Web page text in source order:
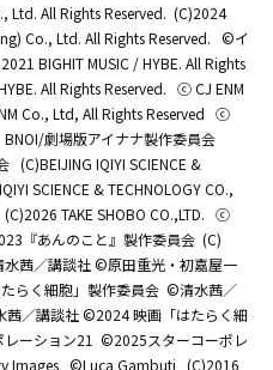
All Rights Reserved. (C)2024
Co., Ltd. All Rights Reserved. ©イ
BIGHIT MUSIC / HYBE. All Rights
All Rights Reserved. ⓒ CJ ENM
Co., Ltd, All Rights Reserved ⓒ
BNOI/劇場版アイナナ製作委員会
(C)BEIJING IQIYI SCIENCE &
SCIENCE & TECHNOLOGY CO.,
(C)2026 TAKE SHOBO CO.,LTD. ⓒ
『あんのこと』製作委員会 (C)
茜／講談社 ©原田重光・初嘉屋一
らく細胞」製作委員会 ©清水茜／
／講談社 ©2024 映画「はたらく細
ーション21 ©2025スターコーポレ
Images ©Luca Gambuti (C)2016